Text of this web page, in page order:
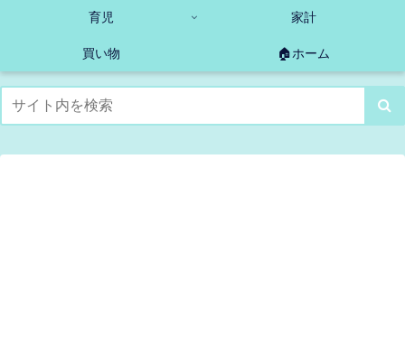
育児 家計
買い物 🏠ホーム